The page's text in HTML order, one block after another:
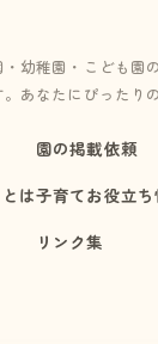
幼稚園・こども園
あなたにぴったり
は
園の掲載依頼
子育てお役立ち
リンク集